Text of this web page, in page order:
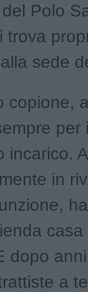
Polo
trova
sede
copione,
per
incarico.
in
dopo
a